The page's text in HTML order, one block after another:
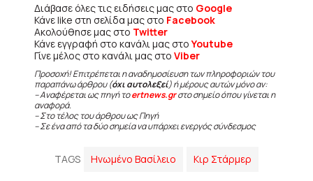
Διάβασε όλες τις ειδήσεις μας στο Google
Κάνε like στη σελίδα μας στο Facebook
Ακολούθησε μας στο Twitter
Κάνε εγγραφή στο κανάλι μας στοYoutube
Γίνε μέλος στο κανάλι μας στο Viber
Προσοχή! Επιτρέπεται η αναδημοσίευση των πληροφοριών του
παραπάνω άρθρου (όχι αυτολεξεί) ή μέρους αυτών μόνο αν:
– Αναφέρεται ως πηγή τοertnews.grστο σημείο όπου γίνεται η
αναφορά.
– Στο τέλος του άρθρου ως Πηγή
– Σε ένα από τα δύο σημεία να υπάρχει ενεργός σύνδεσμος
TAGS Ηνωμένο Βασίλειο Κιρ Στάρμερ